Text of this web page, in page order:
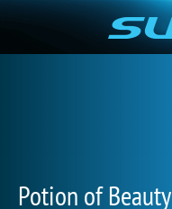
Potion of Beauty